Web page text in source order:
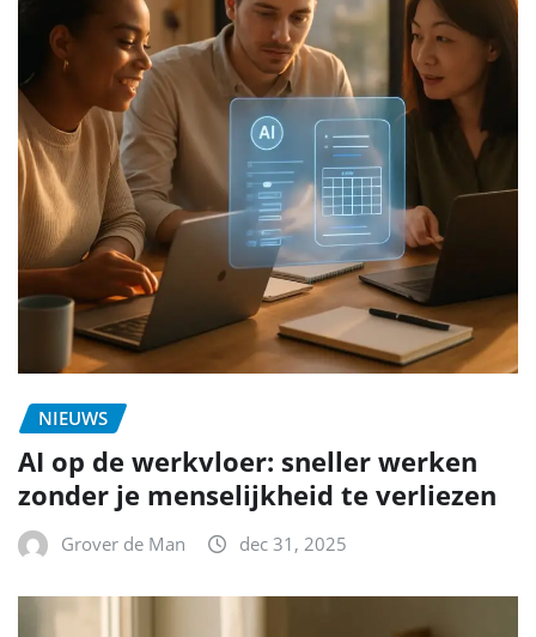
NIEUWS
AI op de werkvloer: sneller werken
zonder je menselijkheid te verliezen
Grover de Man dec 31, 2025